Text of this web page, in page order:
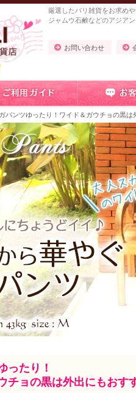
厳選したバリ雑貨をお求め
ジャムウ石鹸などのアジア
お問い合わせ
パンツゆったり！ワイド＆ガウチョの黒は
ったり！
チョの黒は外出にもおす